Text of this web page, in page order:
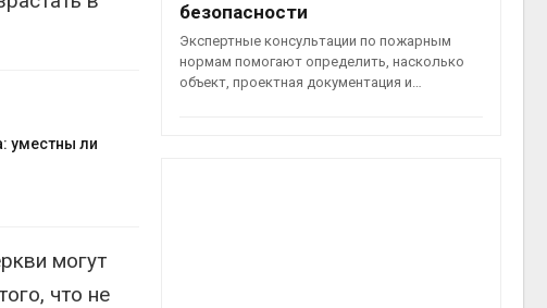
уместны ли
могут
что не
безопасности
Экспертные консультации по пожарным
нормам помогают определить, насколько
объект, проектная документация и…